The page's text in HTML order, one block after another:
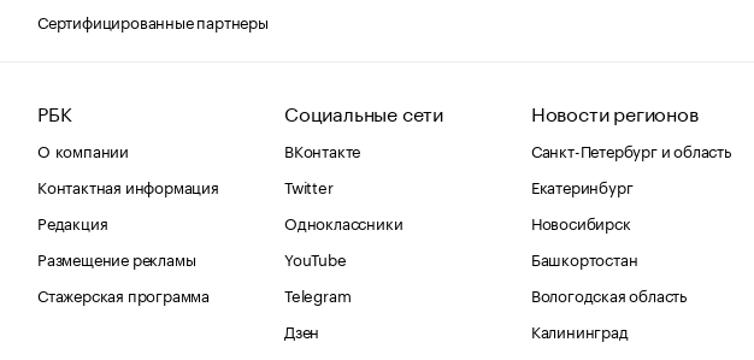
Сертифицированные партнеры
РБК
О компании
Контактная информация
Редакция
Размещение рекламы
Стажерская программа
Социальные сети
ВКонтакте
Twitter
Одноклассники
YouTube
Telegram
Дзен
Новости регионов
Санкт-Петербург и область
Екатеринбург
Новосибирск
Башкортостан
Вологодская область
Калининград